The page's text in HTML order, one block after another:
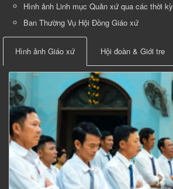
Hình ảnh Linh mục Quản xứ qua các thời kỳ
Ban Thường Vụ Hội Đồng Giáo xứ
Hình ảnh Giáo xứ Hội đoàn & Giới tre